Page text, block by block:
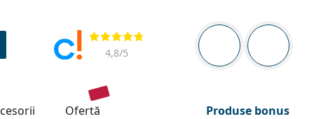
Panou de navigare
Sunteți logatCoșul
Opinii
4,8/5
ofertă Produse bonus